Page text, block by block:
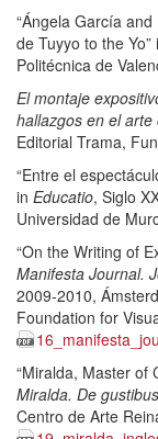
“Ángela García
de Tuyyo to the
Politécnica de
El montaje
hallazgos en el
Editorial Trama,
“Entre el
in Educatio, Siglo
Universidad de
“On the Writing of
Manifesta Journal.
2009-2010,
Foundation for
“Miralda, Master of
Miralda. De
Centro de Arte